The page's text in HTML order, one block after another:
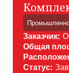
Заказчик:
Общая
Статус: